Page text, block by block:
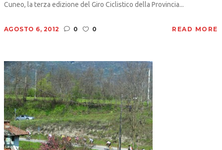
Cuneo, la terza edizione del Giro Ciclistico della Provincia...
AGOSTO 6, 2012 0 0 READ MORE